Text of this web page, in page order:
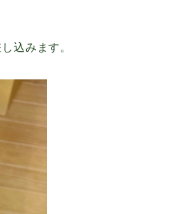
込みます。